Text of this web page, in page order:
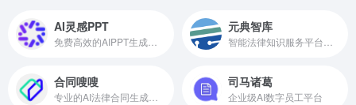
AI灵感PPT 元典智库
合同嗖嗖 司马诸葛
企业级AI数字员工平台